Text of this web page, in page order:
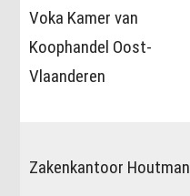
Voka Kamer van
Koophandel Oost-
Vlaanderen
Zakenkantoor Houtman